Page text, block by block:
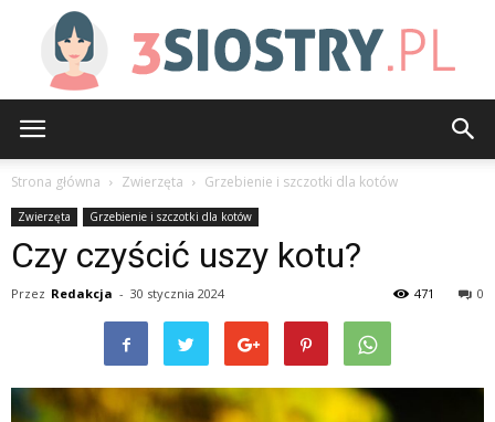
Strona główna Zwierzęta Grzebienie i szczotki dla kotów
Zwierzęta Grzebienie i szczotki dla kotów
Czy czyścić uszy kotu?
Przez Redakcja - 30 stycznia 2024 0
471